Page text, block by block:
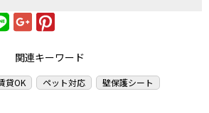
関連キーワード
貸OK ペット対応
壁保護シート